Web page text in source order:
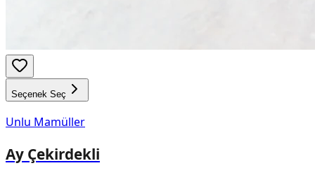
Seçenek Seç
Unlu Mamüller
Ay Çekirdekli